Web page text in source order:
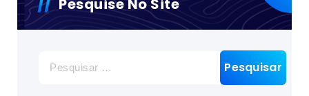
Pesquise No Site
por: